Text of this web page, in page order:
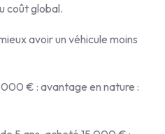
coût global.
avoir un véhicule moins
€ : avantage en nature :